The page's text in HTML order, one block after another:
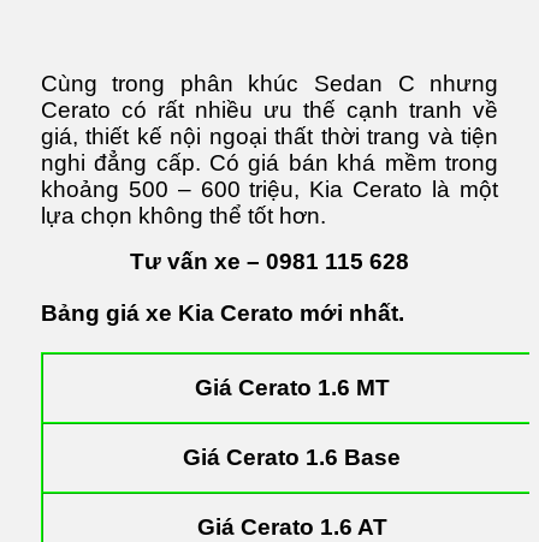
Cùng trong phân khúc Sedan C nhưng
Cerato có rất nhiều ưu thế cạnh tranh về
giá, thiết kế nội ngoại thất thời trang và tiện
nghi đẳng cấp. Có giá bán khá mềm trong
khoảng 500 – 600 triệu, Kia Cerato là một
lựa chọn không thể tốt hơn.
Tư vấn xe – 0981 115 628
Bảng giá xe Kia Cerato mới nhất.
Giá Cerato 1.6 MT
Giá Cerato 1.6 Base
Giá Cerato 1.6 AT